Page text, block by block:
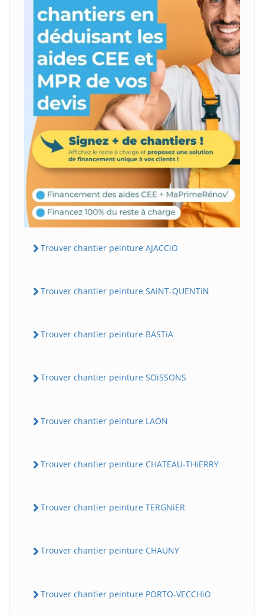
Trouver chantier peinture AJACCiO
Trouver chantier peinture SAiNT-QUENTiN
Trouver chantier peinture BASTiA
Trouver chantier peinture SOiSSONS
Trouver chantier peinture LAON
Trouver chantier peinture CHATEAU-THiERRY
Trouver chantier peinture TERGNiER
Trouver chantier peinture CHAUNY
Trouver chantier peinture PORTO-VECCHiO